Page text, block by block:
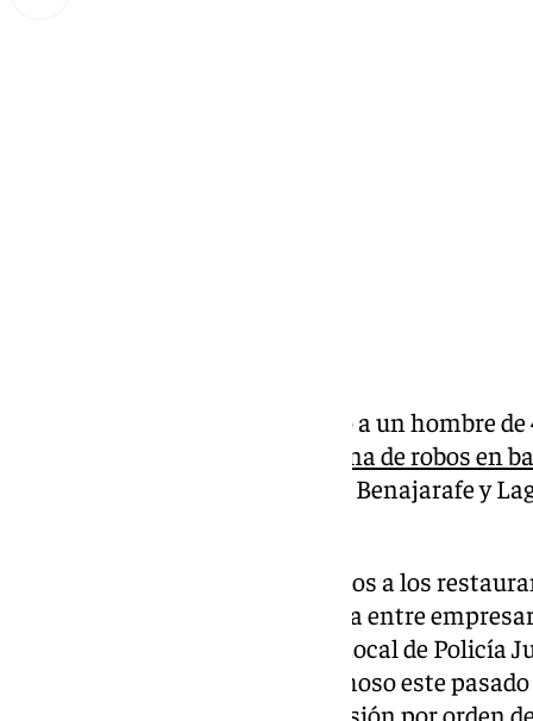
La Policía Nacional ha detenido a un hombre
comisión de una decena de robos en
en los núcleos poblacionales de Benajarafe y
El investigado forzaba los accesos a los
registradoras, generando alarma entre
Agentes adscritos a la Brigada Local de Policía
Málaga han detenido al sospechoso este